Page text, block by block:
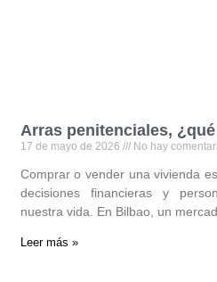
Arras penitenciales,
17 de mayo de 2026 No hay
Comprar o vender una vivienda
decisiones financieras y
nuestra vida. En Bilbao, un
Leer más »